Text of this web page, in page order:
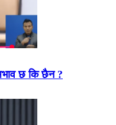
छ कि छैन ?